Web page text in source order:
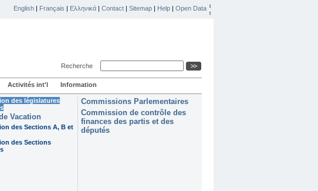
English | Français | Ελληνικά | Contact | Sitemap | Help | Open Data
Recherche
Activités int'l Information
des législatures
Vacation
des Sections A, B et
des Sections
Commissions Parlementaires
Commission de contrôle des
finances des partis et des
députés